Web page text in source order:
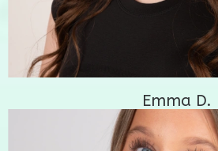
Emma D.